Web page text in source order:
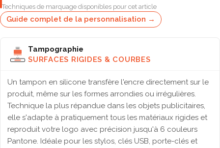
Techniques de marquage disponibles pour cet article
Guide complet de la personnalisation →
Tampographie
SURFACES RIGIDES & COURBES
Un tampon en silicone transfère l'encre directement sur le
produit, même sur les formes arrondies ou irrégulières.
Technique la plus répandue dans les objets publicitaires,
elle s'adapte à pratiquement tous les matériaux rigides et
reproduit votre logo avec précision jusqu'à 6 couleurs
Pantone. Idéale pour les stylos, clés USB, porte-clés et